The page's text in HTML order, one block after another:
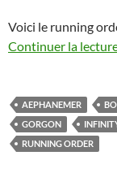
Voici le running
Continuer la
AEPHANEMER
GORGON
RUNNING ORDER